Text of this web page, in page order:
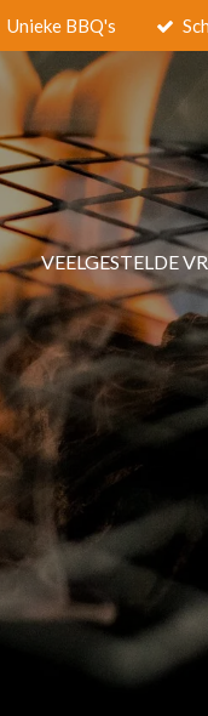
Unieke BBQ's
VEELGESTELDE